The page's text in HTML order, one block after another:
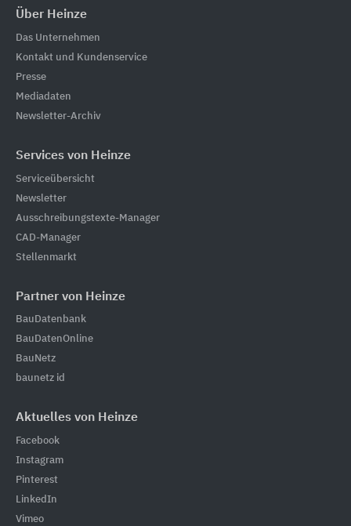
Über Heinze
Das Unternehmen
Kontakt und Kundenservice
Presse
Mediadaten
Newsletter-Archiv
Services von Heinze
Serviceübersicht
Newsletter
Ausschreibungstexte-Manager
CAD-Manager
Stellenmarkt
Partner von Heinze
BauDatenbank
BauDatenOnline
BauNetz
baunetz id
Aktuelles von Heinze
Facebook
Instagram
Pinterest
LinkedIn
Vimeo